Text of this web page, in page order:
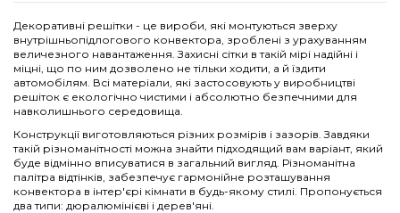
Декоративні решітки - це вироби, які монтуються зверху
внутрішньопідлогового конвектора, зроблені з урахуванням
величезного навантаження. Захисні сітки в такій мірі надійні і
міцні, що по ним дозволено не тільки ходити, а й їздити
автомобілям. Всі матеріали, які застосовують у виробництві
решіток є екологічно чистими і абсолютно безпечними для
навколишнього середовища.
Конструкції виготовляються різних розмірів і зазорів. Завдяки
такій різноманітності можна знайти підходящий вам варіант, який
буде відмінно вписуватися в загальний вигляд. Різноманітна
палітра відтінків, забезпечує гармонійне розташування
конвектора в інтер'єрі кімнати в будь-якому стилі. Пропонується
два типи: дюралюмінієві і дерев'яні.